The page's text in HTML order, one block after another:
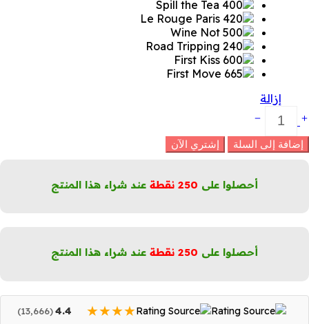
إزالة
شفاه
سائل
غير
إضافة إلى السلة إشتري الآن
أحصلوا على 250 نقطة عند شراء هذا المنتج
أحصلوا على 250 نقطة عند شراء هذا المنتج
★
★
★
★
4.4
(13,666)